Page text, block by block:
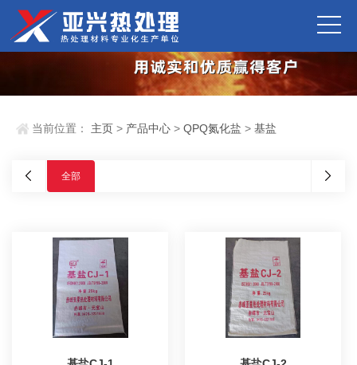
当前位置： 主页 > 产品中心 >QPQ氮化盐 >基盐
全部